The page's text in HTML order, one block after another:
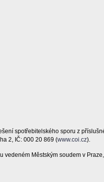
spotřebitelského sporu z
2, IČ: 000 20 869 (www.coi.cz).
Městským soudem v